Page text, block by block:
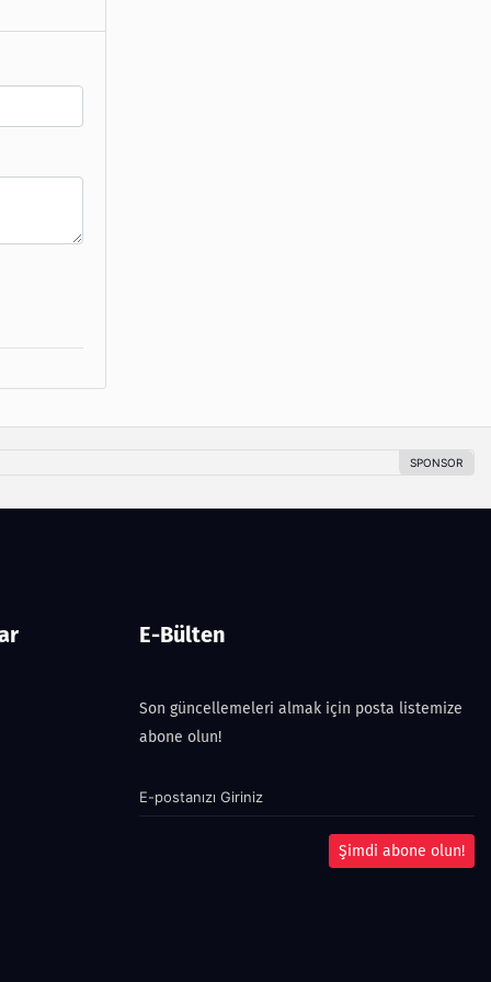
E-Bülten
Son güncellemeleri almak için posta listemize
abone olun!
Şimdi abone olun!